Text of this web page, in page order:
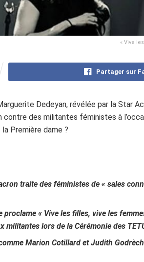
« Vive
Partager sur
Dedeyan, révélée par la Star
des militantes féministes à
Première dame ?
traite des féministes de « sales
proclame « Vive les filles, vive les
militantes lors de la Cérémonie des
Marion Cotillard et Judith